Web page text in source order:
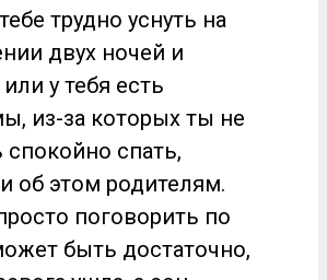
трудно уснуть на
двух ночей и
у тебя есть
из-за которых ты не
спать,
об этом родителям.
поговорить по
быть достаточно,